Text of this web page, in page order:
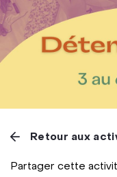
Retour aux
Partager cette